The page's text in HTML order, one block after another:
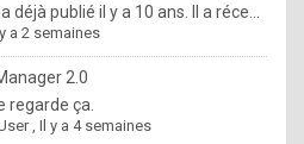
o
l
e
x
déjà publié il y a 10 ans. Il a réce...
a 2 semaines
2.0
regarde ça.
,Il y a 4 semaines